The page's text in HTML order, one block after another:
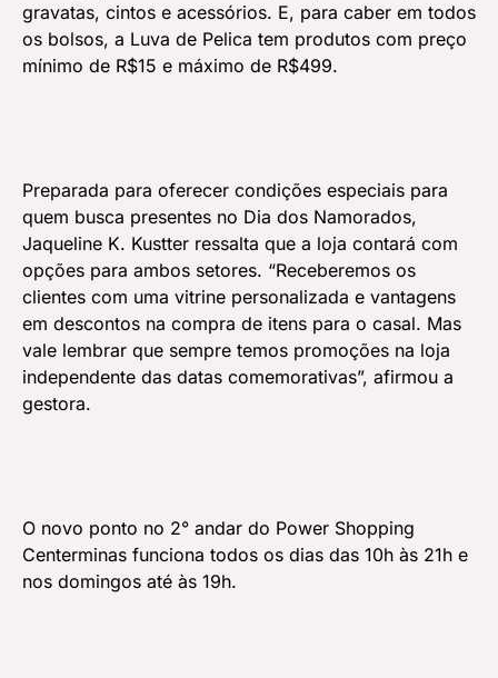
gravatas, cintos e acessórios. E, para caber em todos
os bolsos, a Luva de Pelica tem produtos com preço
mínimo de R$15 e máximo de R$499.
Preparada para oferecer condições especiais para
quem busca presentes no Dia dos Namorados,
Jaqueline K. Kustter ressalta que a loja contará com
opções para ambos setores. “Receberemos os
clientes com uma vitrine personalizada e vantagens
em descontos na compra de itens para o casal. Mas
vale lembrar que sempre temos promoções na loja
independente das datas comemorativas”, afirmou a
gestora.
O novo ponto no 2° andar do Power Shopping
Centerminas funciona todos os dias das 10h às 21h e
nos domingos até às 19h.